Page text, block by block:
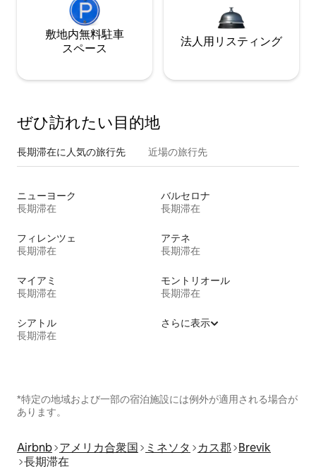
敷地内無料駐⁠車
ス⁠ペ⁠ー⁠ス
法人用リスティング
ぜひ訪⁠れ⁠た⁠い目⁠的⁠地
長期滞在に人気の旅行先 近場の旅行先
ニューヨーク
長期滞在
バルセロナ
長期滞在
フィレンツェ
長期滞在
アテネ
長期滞在
マイアミ
長期滞在
モントリオール
長期滞在
シアトル
長期滞在
さらに表示
*特定の地域および一部の宿泊施設には例外が適用される場合が
あります。
Airbnb アメリカ合衆国 ミネソタ カス郡 Brevik
長期滞在